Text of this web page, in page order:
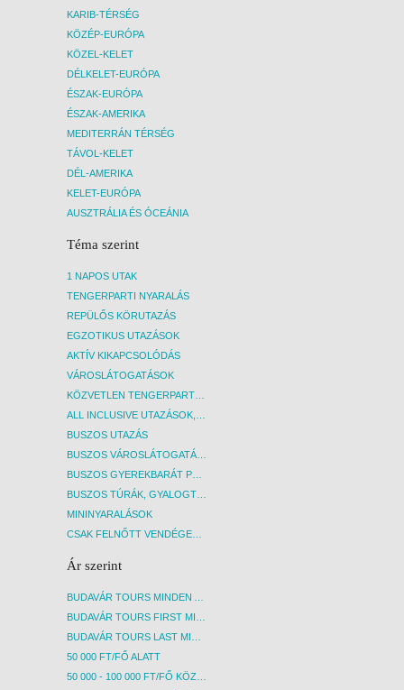
KARIB-TÉRSÉG
KÖZÉP-EURÓPA
KÖZEL-KELET
DÉLKELET-EURÓPA
ÉSZAK-EURÓPA
ÉSZAK-AMERIKA
MEDITERRÁN TÉRSÉG
TÁVOL-KELET
DÉL-AMERIKA
KELET-EURÓPA
AUSZTRÁLIA ÉS ÓCEÁNIA
Téma szerint
1 NAPOS UTAK
TENGERPARTI NYARALÁS
REPÜLŐS KÖRUTAZÁS
EGZOTIKUS UTAZÁSOK
AKTÍV KIKAPCSOLÓDÁS
VÁROSLÁTOGATÁSOK
KÖZVETLEN TENGERPARTI SZÁLLÁSOK
ALL INCLUSIVE UTAZÁSOK, NYARALÁSOK
BUSZOS UTAZÁS
BUSZOS VÁROSLÁTOGATÁSOK
BUSZOS GYEREKBARÁT PROGRAMOK
BUSZOS TÚRÁK, GYALOGTÚRÁK
MININYARALÁSOK
CSAK FELNŐTT VENDÉGEKET FOGADÓ SZÁLLÁSOK
Ár szerint
BUDAVÁR TOURS MINDEN AKCIÓS ÚT
BUDAVÁR TOURS FIRST MINUTE AKCIÓS UTAK
BUDAVÁR TOURS LAST MINUTE AKCIÓS UTAK
50 000 FT/FŐ ALATT
50 000 - 100 000 FT/FŐ KÖZÖTT